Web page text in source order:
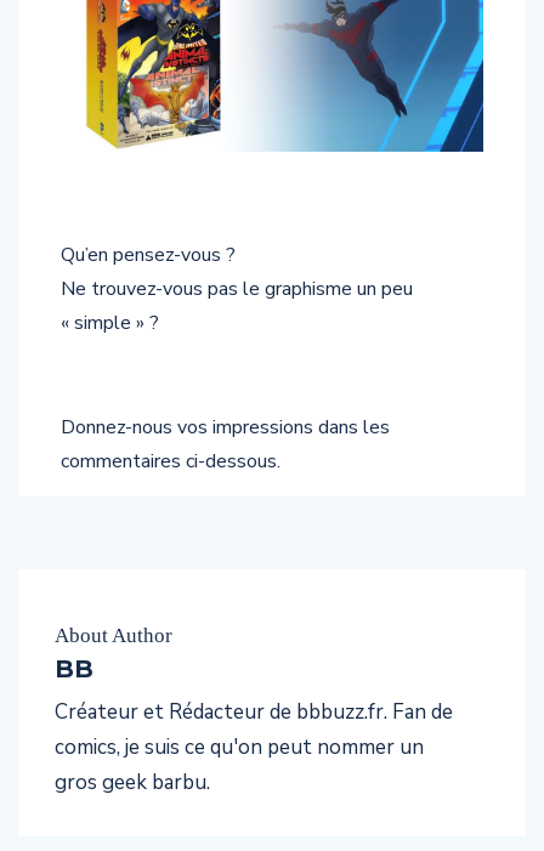
Qu’en pensez-vous ?
Ne trouvez-vous pas le graphisme un peu
« simple » ?
Donnez-nous vos impressions dans les
commentaires ci-dessous.
About Author
BB
Créateur et Rédacteur de bbbuzz.fr. Fan de
comics, je suis ce qu'on peut nommer un
gros geek barbu.